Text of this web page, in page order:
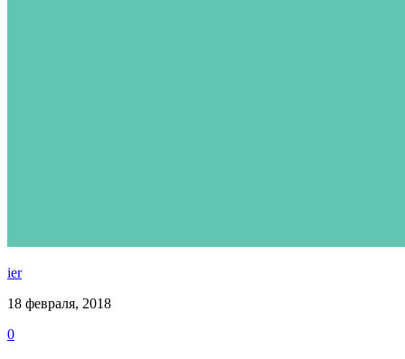
ier
18 февраля, 2018
0